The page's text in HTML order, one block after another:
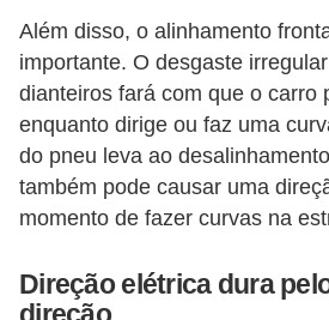
Além disso, o alinhamento
importante. O desgaste
dianteiros fará com que o carro
enquanto dirige ou faz uma
do pneu leva ao
também pode causar uma
momento de fazer curvas na
Direção elétrica dura
f
r
o
a
d
C
m